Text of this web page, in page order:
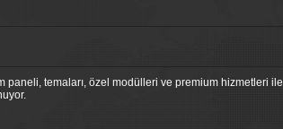
paneli, temaları, özel modülleri ve premium hizmetleri ile